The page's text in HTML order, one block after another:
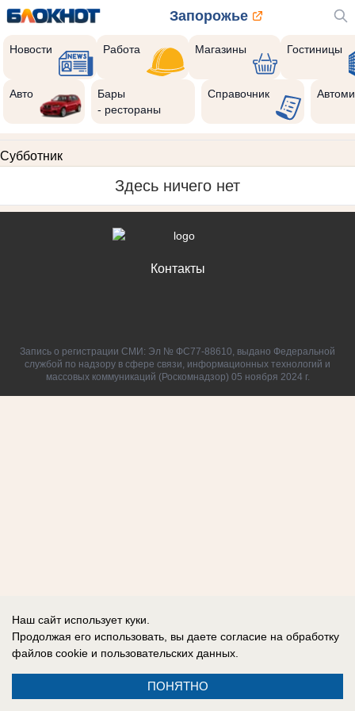
Запорожье
Новости Работа Магазины Гостиницы
Авто
Бары
- рестораны
Справочник
Субботник
Здесь ничего нет
Контакты
Запись о регистрации СМИ: Эл № ФС77-88610, выдано Федеральной
службой по надзору в сфере связи, информационных технологий и
массовых коммуникаций (Роскомнадзор) 05 ноября 2024 г.
Наш сайт использует куки.
Продолжая его использовать, вы даете согласие на обработку
файлов cookie и пользовательских данных.
ПОНЯТНО